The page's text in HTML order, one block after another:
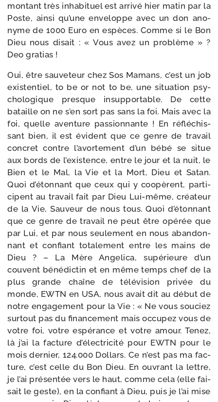
mon­tant très inha­bi­tuel est arri­vé hier matin par la
Poste, ain­si qu’une enve­loppe avec un don ano­
nyme de 1000 Euro en espèces. Comme si le Bon
Dieu nous disait : « Vous avez un pro­blème » ?
Deo gratias !
Oui, être sau­ve­teur chez Sos Mamans, c’est un job
exis­ten­tiel, to be or not to be, une situa­tion psy­
cho­lo­gique presque insup­por­table. De cette
bataille on ne s’en sort pas sans la foi. Mais avec la
foi, quelle aven­ture pas­sion­nante ! En réflé­chis­
sant bien, il est évident que ce genre de tra­vail
concret contre l’avortement d’un bébé se situe
aux bords de l’existence, entre le jour et la nuit, le
Bien et le Mal, la Vie et la Mort, Dieu et Satan.
Quoi d’étonnant que ceux qui y coopèrent, par­ti­
cipent au tra­vail fait par Dieu Lui-​même, créa­teur
de la Vie, Sauveur de nous tous. Quoi d’étonnant
que ce genre de tra­vail ne peut être opé­rée que
par Lui, et par nous seule­ment en nous aban­don­
nant et confiant tota­le­ment entre les mains de
Dieu ? – La Mère Angelica, supé­rieure d’un
couvent béné­dic­tin et en même temps chef de la
plus grande chaîne de télé­vi­sion pri­vée du
monde, EWTN en USA, nous avait dit au début de
notre enga­ge­ment pour la Vie : « Ne vous sou­ciez
sur­tout pas du finan­ce­ment mais occu­pez vous de
votre foi, votre espé­rance et votre amour. Tenez,
là j’ai la fac­ture d’électricité pour EWTN pour le
mois der­nier, 124.000 Dollars. Ce n’est pas ma fac­
ture, c’est celle du Bon Dieu. En ouvrant la lettre,
je l’ai pré­sen­tée vers le haut, comme cela (elle fai­
sait le geste), en la confiant à Dieu, puis je l’ai mise